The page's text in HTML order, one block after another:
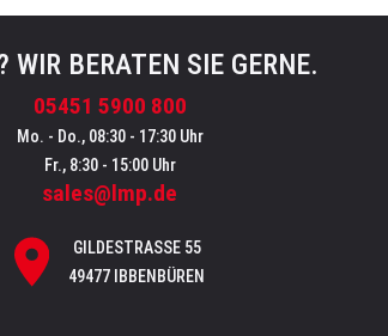
WIR BERATEN SIE GERNE.
05451 5900 800
Mo. - Do., 08:30 - 17:30 Uhr
Fr., 8:30 - 15:00 Uhr
sales@lmp.de
GILDESTRASSE 55
49477 IBBENBÜREN